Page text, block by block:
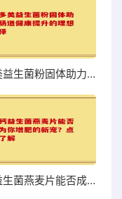
艾多美益生菌粉固体助力肠道健康提升的理想选择
高钙益生菌燕麦片能否成为你增肥的新宠？点击了解